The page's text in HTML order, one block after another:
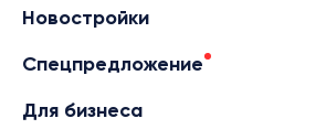
Новостройки
Спецпредложение
Для бизнеса